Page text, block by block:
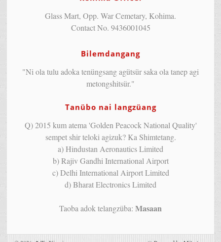
Glass Mart, Opp. War Cemetary, Kohima.
Contact No. 9436001045
Bilemdangang
"Ni ola tulu adoka tenüngsang agütsür saka ola tanep agi
metongshitsür."
Tanübo nai langzüang
Q) 2015 kum atema 'Golden Peacock National Quality'
sempet shir teloki agizuk? Ka Shimtetang.
a) Hindustan Aeronautics Limited
b) Rajiv Gandhi International Airport
c) Delhi International Airport Limited
d) Bharat Electronics Limited
Taoba adok telangzüba: Masaan